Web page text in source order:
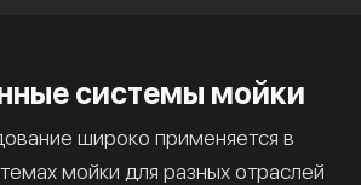
системы мойки
широко применяется в
мойки для разных отраслей